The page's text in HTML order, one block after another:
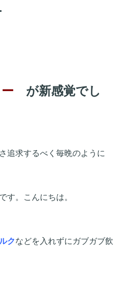
ー が新感覚でし
追求するべく毎晩のように
す。こんにちは。
クなどを入れずにガブガブ飲